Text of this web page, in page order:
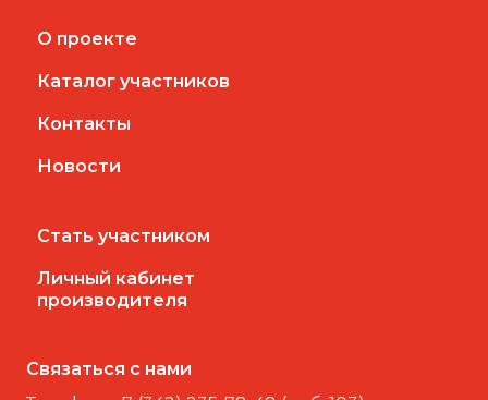
О проекте
Каталог участников
Контакты
Новости
Стать участником
Личный кабинет
производителя
Связаться с нами